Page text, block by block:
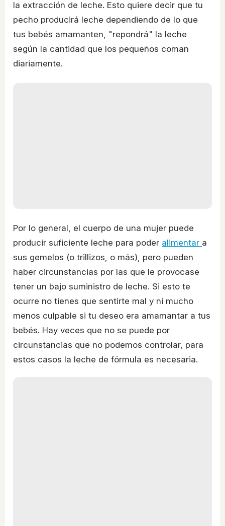
la extracción de leche. Esto quiere decir que tu
pecho producirá leche dependiendo de lo que
tus bebés amamanten, "repondrá" la leche
según la cantidad que los pequeños coman
diariamente.
Por lo general, el cuerpo de una mujer puede
producir suficiente leche para poder alimentar a
sus gemelos (o trillizos, o más), pero pueden
haber circunstancias por las que le provocase
tener un bajo suministro de leche. Si esto te
ocurre no tienes que sentirte mal y ni mucho
menos culpable si tu deseo era amamantar a tus
bebés. Hay veces que no se puede por
circunstancias que no podemos controlar, para
estos casos la leche de fórmula es necesaria.